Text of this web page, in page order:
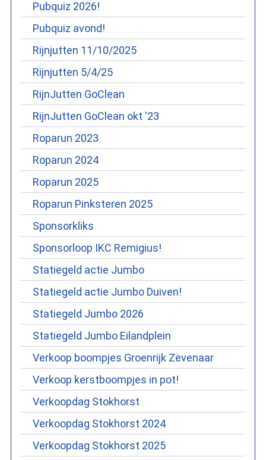
Pubquiz 2026!
Pubquiz avond!
Rijnjutten 11/10/2025
Rijnjutten 5/4/25
RijnJutten GoClean
RijnJutten GoClean okt '23
Roparun 2023
Roparun 2024
Roparun 2025
Roparun Pinksteren 2025
Sponsorkliks
Sponsorloop IKC Remigius!
Statiegeld actie Jumbo
Statiegeld actie Jumbo Duiven!
Statiegeld Jumbo 2026
Statiegeld Jumbo Eilandplein
Verkoop boompjes Groenrijk Zevenaar
Verkoop kerstboompjes in pot!
Verkoopdag Stokhorst
Verkoopdag Stokhorst 2024
Verkoopdag Stokhorst 2025